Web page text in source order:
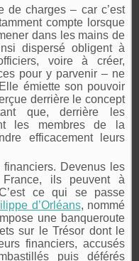
de charges – car c’est
compte lorsque
dans les mains de
dispersé obligent à
voire à créer,
pour y parvenir – ne
émiette son pouvoir
derrière le concept
que, derrière les
les membres de la
efficacement leurs
Devenus les
ils peuvent à
ce qui se passe
d’Orléans, nommé
une banqueroute
sur le Trésor dont le
financiers, accusés
puis déférés